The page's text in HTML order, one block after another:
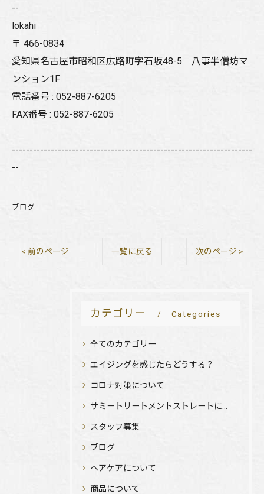
--
lokahi
〒 466-0834
愛知県名古屋市昭和区広路町字石坂48-5 八事半僧坊マ
ンション1F
電話番号 : 052-887-6205
FAX番号 : 052-887-6205
--------------------------------------------------------------------
--
ブログ
< 前のページ 一覧に戻る 次のページ >
カテゴリー Categories
全てのカテゴリー
エイジングを感じたらどうする？
コロナ対策について
サミートリートメントストレートについて
スタッフ募集
ブログ
ヘアケアについて
商品について